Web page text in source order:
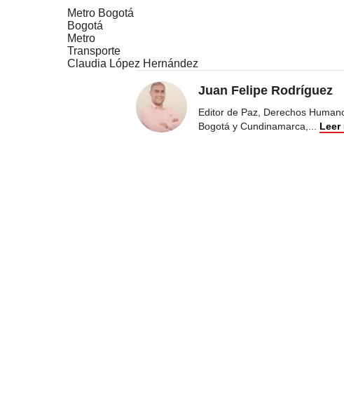
Metro Bogotá
Bogotá
Metro
Transporte
Claudia López Hernández
Juan Felipe Rodríguez
Editor de Paz, Derechos
Bogotá y Cundinamarca,... Leer